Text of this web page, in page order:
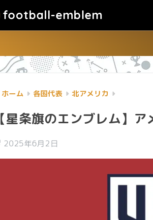
football-emblem
ホーム 各国代表 北アメリカ
【星条旗のエンブレム】
2025年6月2日